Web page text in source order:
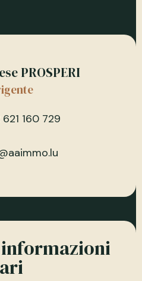
PROSPERI
160 729